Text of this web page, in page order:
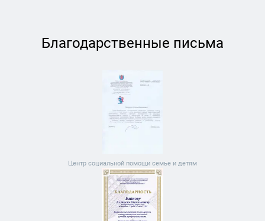
Благодарственные письма
Центр социальной помощи семье и детям